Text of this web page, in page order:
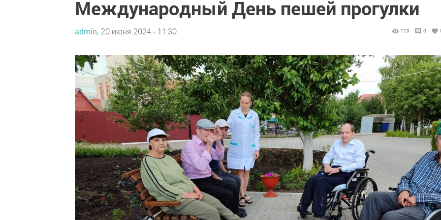
Международный День пешей прогулки
admin, 20 июня 2024 - 11:30 729 0